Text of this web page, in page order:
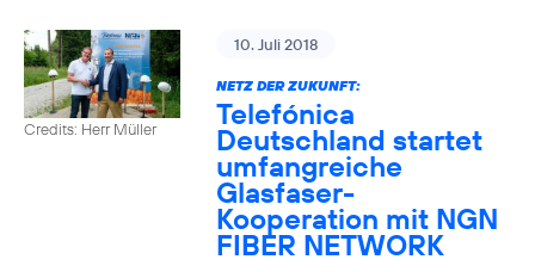
Credits: Herr Müller
10. Juli 2018
NETZ DER ZUKUNFT:
Telefónica
Deutschland startet
umfangreiche
Glasfaser-
Kooperation mit NGN
FIBER NETWORK